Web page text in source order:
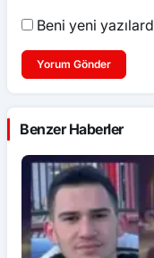
Beni yeni
Yorum Gönder
Benzer Haberler